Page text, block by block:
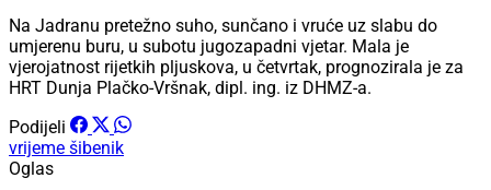
Na Jadranu pretežno suho, sunčano i vruće uz slabu do
umjerenu buru, u subotu jugozapadni vjetar. Mala je
vjerojatnost rijetkih pljuskova, u četvrtak, prognozirala je za
HRT Dunja Plačko-Vršnak, dipl. ing. iz DHMZ-a.
Podijeli
vrijeme šibenik
Oglas